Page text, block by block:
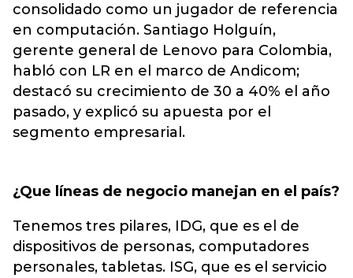
consolidado como un jugador de referencia
en computación. Santiago Holguín,
gerente general de Lenovo para Colombia,
habló con LR en el marco de Andicom;
destacó su crecimiento de 30 a 40% el año
pasado, y explicó su apuesta por el
segmento empresarial.
¿Que líneas de negocio manejan en el país?
Tenemos tres pilares, IDG, que es el de
dispositivos de personas, computadores
personales, tabletas. ISG, que es el servicio